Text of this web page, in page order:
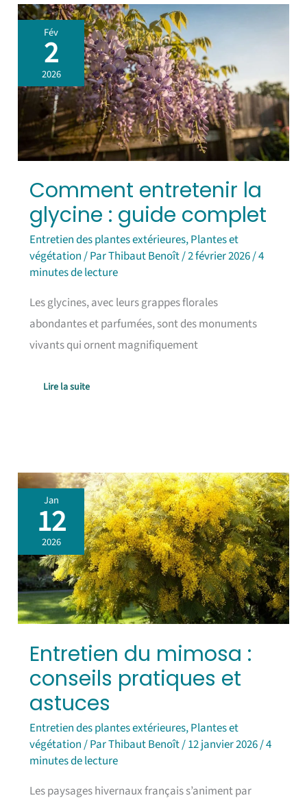
Fév
2
2026
Comment entretenir la
glycine : guide complet
Entretien des plantes extérieures,Plantes et
végétation/ ParThibaut Benoît/2 février 2026/4
minutes de lecture
Les glycines, avec leurs grappes florales
abondantes et parfumées, sont des monuments
vivants qui ornent magnifiquement
Comment
entretenir
la
glycine
:
guide
complet
Lire la suite
Jan
12
2026
Entretien du mimosa :
conseils pratiques et
astuces
Entretien des plantes extérieures,Plantes et
végétation/ ParThibaut Benoît/12 janvier 2026/4
minutes de lecture
Les paysages hivernaux français s’animent par
Entretien
du
mimosa
:
conseils
pratiques
et
astuces